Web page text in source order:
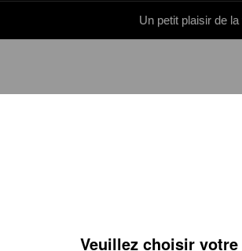
Un petit plaisir de la